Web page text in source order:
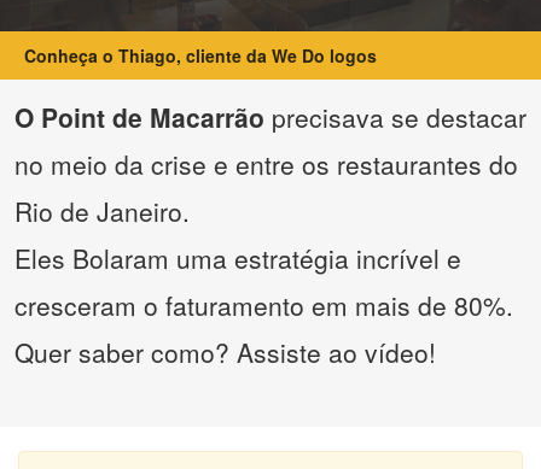
Conheça o Thiago, cliente da We Do logos
O Point de Macarrão precisava se destacar
no meio da crise e entre os restaurantes do
Rio de Janeiro.
Eles Bolaram uma estratégia incrível e
cresceram o faturamento em mais de 80%.
Quer saber como? Assiste ao vídeo!